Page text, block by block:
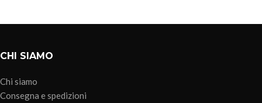
CHI SIAMO
Chi siamo
Consegna e spedizioni